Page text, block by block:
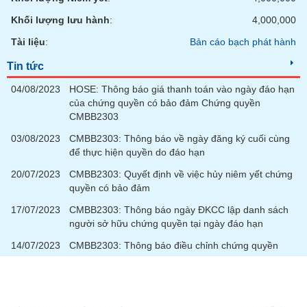
Khối lượng lưu hành:
4,000,000
Tài liệu: Bản cáo bạch phát hành
Tin tức
04/08/2023
HOSE: Thông báo giá thanh toán vào ngày đáo hạn
của chứng quyền có bảo đảm Chứng quyền
CMBB2303
03/08/2023
CMBB2303: Thông báo về ngày đăng ký cuối cùng
để thực hiện quyền do đáo hạn
20/07/2023
CMBB2303: Quyết định về việc hủy niêm yết chứng
quyền có bảo đảm
17/07/2023
CMBB2303: Thông báo ngày ĐKCC lập danh sách
người sở hữu chứng quyền tại ngày đáo hạn
14/07/2023
CMBB2303: Thông báo điều chỉnh chứng quyền
SÓC
SỨC
THÔNG